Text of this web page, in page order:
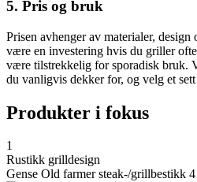
5. Pris og bruk
Prisen avhenger av materialer, design
være en investering hvis du griller
være tilstrekkelig for sporadisk bruk.
du vanligvis dekker for, og velg et
Produkter i fokus
1
Rustikk grilldesign
Gense Old farmer steak-/grillbestikk